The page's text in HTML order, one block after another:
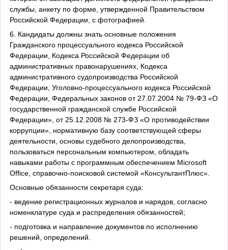
службы, анкету по форме, утвержденной Правительством
Российской Федерации, с фотографией.
6. Кандидаты должны знать основные положения
Гражданского процессуального кодекса Российской
Федерации, Кодекса Российской Федерации об
административных правонарушениях, Кодекса
административного судопроизводства Российской
Федерации, Уголовно-процессуального кодекса Российской
Федерации, Федеральных законов от 27.07.2004 № 79-ФЗ «О
государственной гражданской службе Российской
Федерации», от 25.12.2008 № 273-ФЗ «О противодействии
коррупции», нормативную базу соответствующей сферы
деятельности, основы судебного делопроизводства,
пользоваться персональным компьютером, обладать
навыками работы с программным обеспечением Microsoft
Office, справочно-поисковой системой «КонсультантПлюс».
Основные обязанности секретаря суда:
- ведение регистрационных журналов и нарядов, согласно
номенклатуре суда и распределения обязанностей;
- подготовка и направление документов по исполнению
решений, определений.